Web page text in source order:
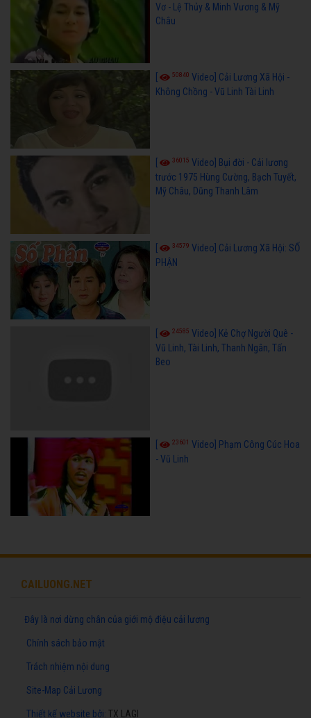
Vơ - Lệ Thủy & Minh Vương & Mỹ
Châu
50840 Video] Cải Lương Xã Hội -
Không Chồng - Vũ Linh Tài Linh
36015 Video] Bụi đời - Cải lương
trước 1975 Hùng Cường, Bạch Tuyết,
Mỹ Châu, Dũng Thanh Lâm
34579 Video] Cải Lương Xã Hội: SỐ
PHẬN
24585 Video] Kẻ Chợ Người Quê -
Vũ Linh, Tài Linh, Thanh Ngân, Tấn
Beo
23601
Video] Phạm Công Cúc Hoa
- Vũ Linh
CAILUONG.NET
Đây là nơi dừng chân của giới mộ điệu cải lương
Chính sách bảo mật
Trách nhiệm nội dung
Site-Map Cải Lương
Thiết kế website bởi: TX LAGI